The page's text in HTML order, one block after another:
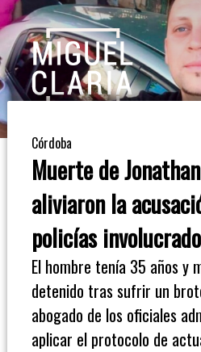
La
Mesa
De
Café
Columna
Opinión
Radioinforme
Córdoba
Muerte de
aliviaron la
policías
El hombre tenía 35 años y
detenido tras sufrir un
abogado de los oficiales
aplicar el protocolo de